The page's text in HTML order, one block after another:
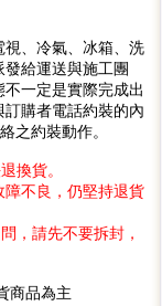
、冷氣、冰箱、洗
給運送與施工團
一定是實際完成出
購者電話約裝的內
之約裝動作。
換貨。
不良，仍堅持退貨
，請先不要拆封，
商品為主